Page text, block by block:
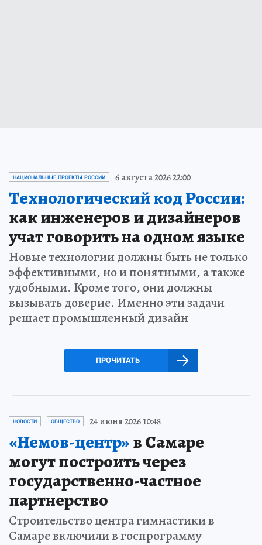
НАЦИОНАЛЬНЫЕ ПРОЕКТЫ РОССИИ 6 августа 2026 22:00
Технологический код России:
как инженеров и дизайнеров
учат говорить на одном языке
Новые технологии должны быть не только
эффективными, но и понятными, а также
удобными. Кроме того, они должны
вызывать доверие. Именно эти задачи
решает промышленный дизайн
ПРОЧИТАТЬ
НОВОСТИ ОБЩЕСТВО 24 июня 2026 10:48
«Немов-центр»в Самаре
могут построить через
государственно-частное
партнерство
Строительство центра гимнастики в
Самаре включили в госпрограмму